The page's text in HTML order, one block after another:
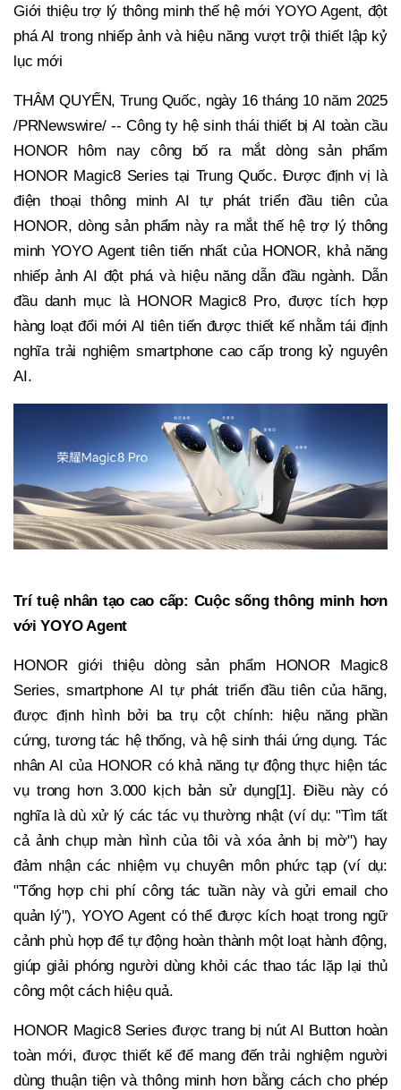
Giới thiệu trợ lý thông minh thế hệ mới YOYO Agent, đột
phá AI trong nhiếp ảnh và hiệu năng vượt trội thiết lập kỷ
lục mới
THÂM QUYẾN, Trung Quốc, ngày 16 tháng 10 năm 2025
/PRNewswire/ -- Công ty hệ sinh thái thiết bị AI toàn cầu
HONOR hôm nay công bố ra mắt dòng sản phẩm
HONOR Magic8 Series tại Trung Quốc. Được định vị là
điện thoại thông minh AI tự phát triển đầu tiên của
HONOR, dòng sản phẩm này ra mắt thế hệ trợ lý thông
minh YOYO Agent tiên tiến nhất của HONOR, khả năng
nhiếp ảnh AI đột phá và hiệu năng dẫn đầu ngành. Dẫn
đầu danh mục là HONOR Magic8 Pro, được tích hợp
hàng loạt đổi mới AI tiên tiến được thiết kế nhằm tái định
nghĩa trải nghiệm smartphone cao cấp trong kỷ nguyên
AI.
Trí tuệ nhân tạo cao cấp: Cuộc sống thông minh hơn
với YOYO Agent
HONOR giới thiệu dòng sản phẩm HONOR Magic8
Series, smartphone AI tự phát triển đầu tiên của hãng,
được định hình bởi ba trụ cột chính: hiệu năng phần
cứng, tương tác hệ thống, và hệ sinh thái ứng dụng. Tác
nhân AI của HONOR có khả năng tự động thực hiện tác
vụ trong hơn 3.000 kịch bản sử dụng[1]. Điều này có
nghĩa là dù xử lý các tác vụ thường nhật (ví dụ: "Tìm tất
cả ảnh chụp màn hình của tôi và xóa ảnh bị mờ") hay
đảm nhận các nhiệm vụ chuyên môn phức tạp (ví dụ:
"Tổng hợp chi phí công tác tuần này và gửi email cho
quản lý"), YOYO Agent có thể được kích hoạt trong ngữ
cảnh phù hợp để tự động hoàn thành một loạt hành động,
giúp giải phóng người dùng khỏi các thao tác lặp lại thủ
công một cách hiệu quả.
HONOR Magic8 Series được trang bị nút AI Button hoàn
toàn mới, được thiết kế để mang đến trải nghiệm người
dùng thuận tiện và thông minh hơn bằng cách cho phép